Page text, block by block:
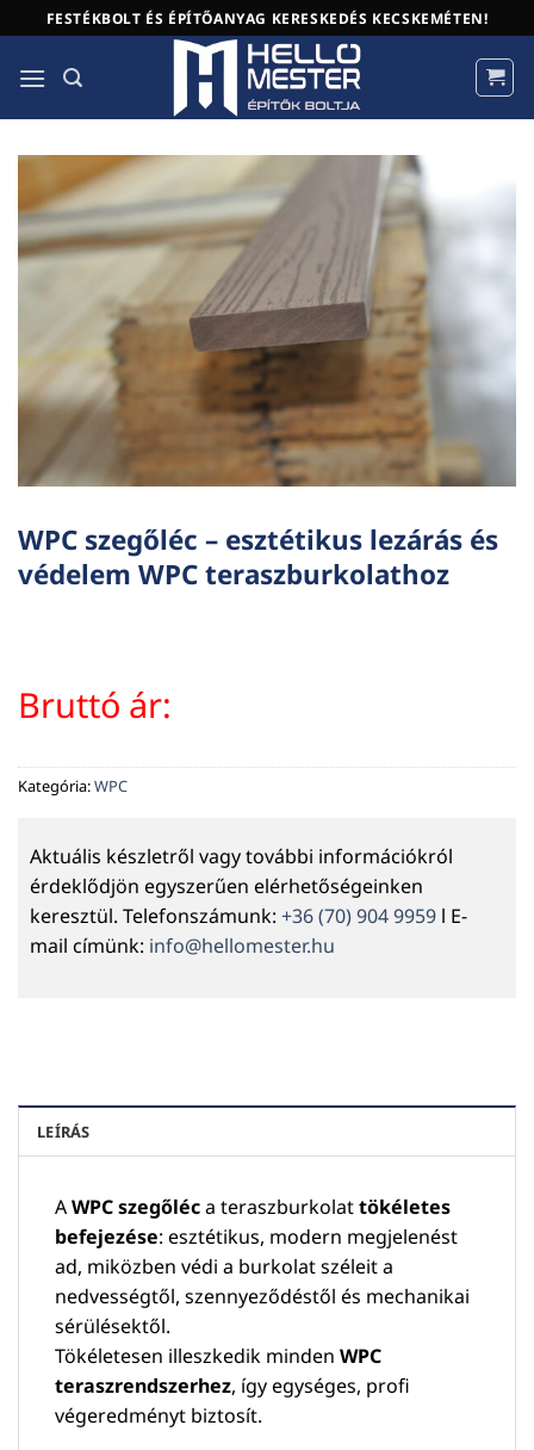
to
content
FESTÉKBOLT ÉS ÉPÍTŐANYAG KERESKEDÉS KECSKEMÉTEN!
WPC szegőléc – esztétikus lezárás és
védelem WPC teraszburkolathoz
Bruttó ár:
Kategória:WPC
Aktuális készletről vagy további információkról
érdeklődjön egyszerűen elérhetőségeinken
keresztül. Telefonszámunk: +36 (70) 904 9959 l E-
mail címünk: info@hellomester.hu
LEÍRÁS
AWPC szegőléca teraszburkolattökéletes
befejezése: esztétikus, modern megjelenést
ad, miközben védi a burkolat széleit a
nedvességtől, szennyeződéstől és mechanikai
sérülésektől.
Tökéletesen illeszkedik minden WPC
teraszrendszerhez, így egységes, profi
végeredményt biztosít.